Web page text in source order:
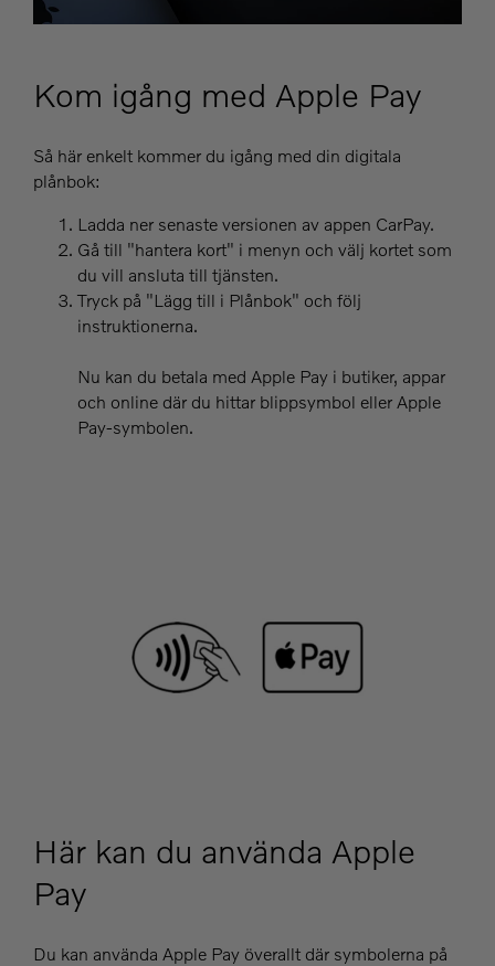
Kom igång med Apple Pay
Så här enkelt kommer du igång med din digitala
plånbok:
Ladda ner senaste versionen av appen CarPay.
Gå till "hantera kort" i menyn och välj kortet som
du vill ansluta till tjänsten.
Tryck på "Lägg till i Plånbok" och följ
instruktionerna.
Nu kan du betala med Apple Pay i butiker, appar
och online där du hittar blippsymbol eller Apple
Pay-symbolen.
Här kan du använda Apple
Pay
Du kan använda Apple Pay överallt där symbolerna på